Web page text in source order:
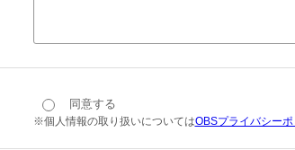
同意する
※個人情報の取り扱いについてはOBSプライバシー